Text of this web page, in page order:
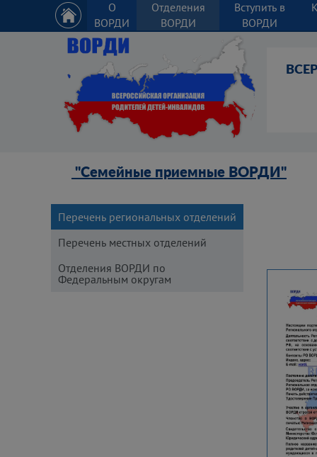
О
ВОРДИ
Отделения
ВОРДИ
Вступить в
ВОРДИ
"Семейные приемные ВОРДИ"
Перечень региональных отделений
Перечень местных отделений
Отделения ВОРДИ по
Федеральным округам